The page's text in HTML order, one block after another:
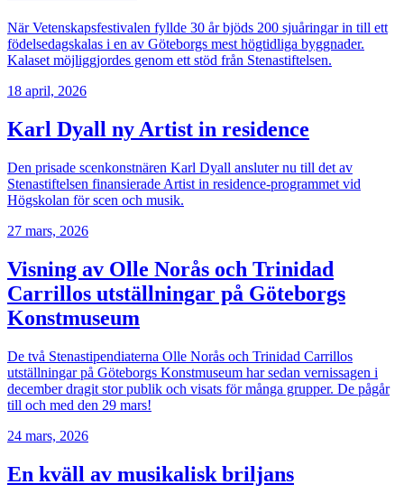
När Vetenskapsfestivalen fyllde 30 år bjöds 200 sjuåringar in till ett
födelsedagskalas i en av Göteborgs mest högtidliga byggnader.
Kalaset möjliggjordes genom ett stöd från Stenastiftelsen.
18 april, 2026
Karl Dyall ny Artist in residence
Den prisade scenkonstnären Karl Dyall ansluter nu till det av
Stenastiftelsen finansierade Artist in residence-programmet vid
Högskolan för scen och musik.
27 mars, 2026
Visning av Olle Norås och Trinidad
Carrillos utställningar på Göteborgs
Konstmuseum
De två Stenastipendiaterna Olle Norås och Trinidad Carrillos
utställningar på Göteborgs Konstmuseum har sedan vernissagen i
december dragit stor publik och visats för många grupper. De pågår
till och med den 29 mars!
24 mars, 2026
En kväll av musikalisk briljans